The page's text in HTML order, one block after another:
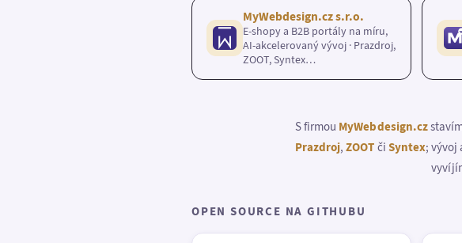
MyWebdesign.cz s.r.o.
E-shopy a B2B portály na míru,
AI-akcelerovaný vývoj · Prazdroj,
ZOOT, Syntex…
S firmou MyWebdesign.cz
Prazdroj,ZOOT či Syntex; vývoj
OPEN SOURCE NA GITHUBU